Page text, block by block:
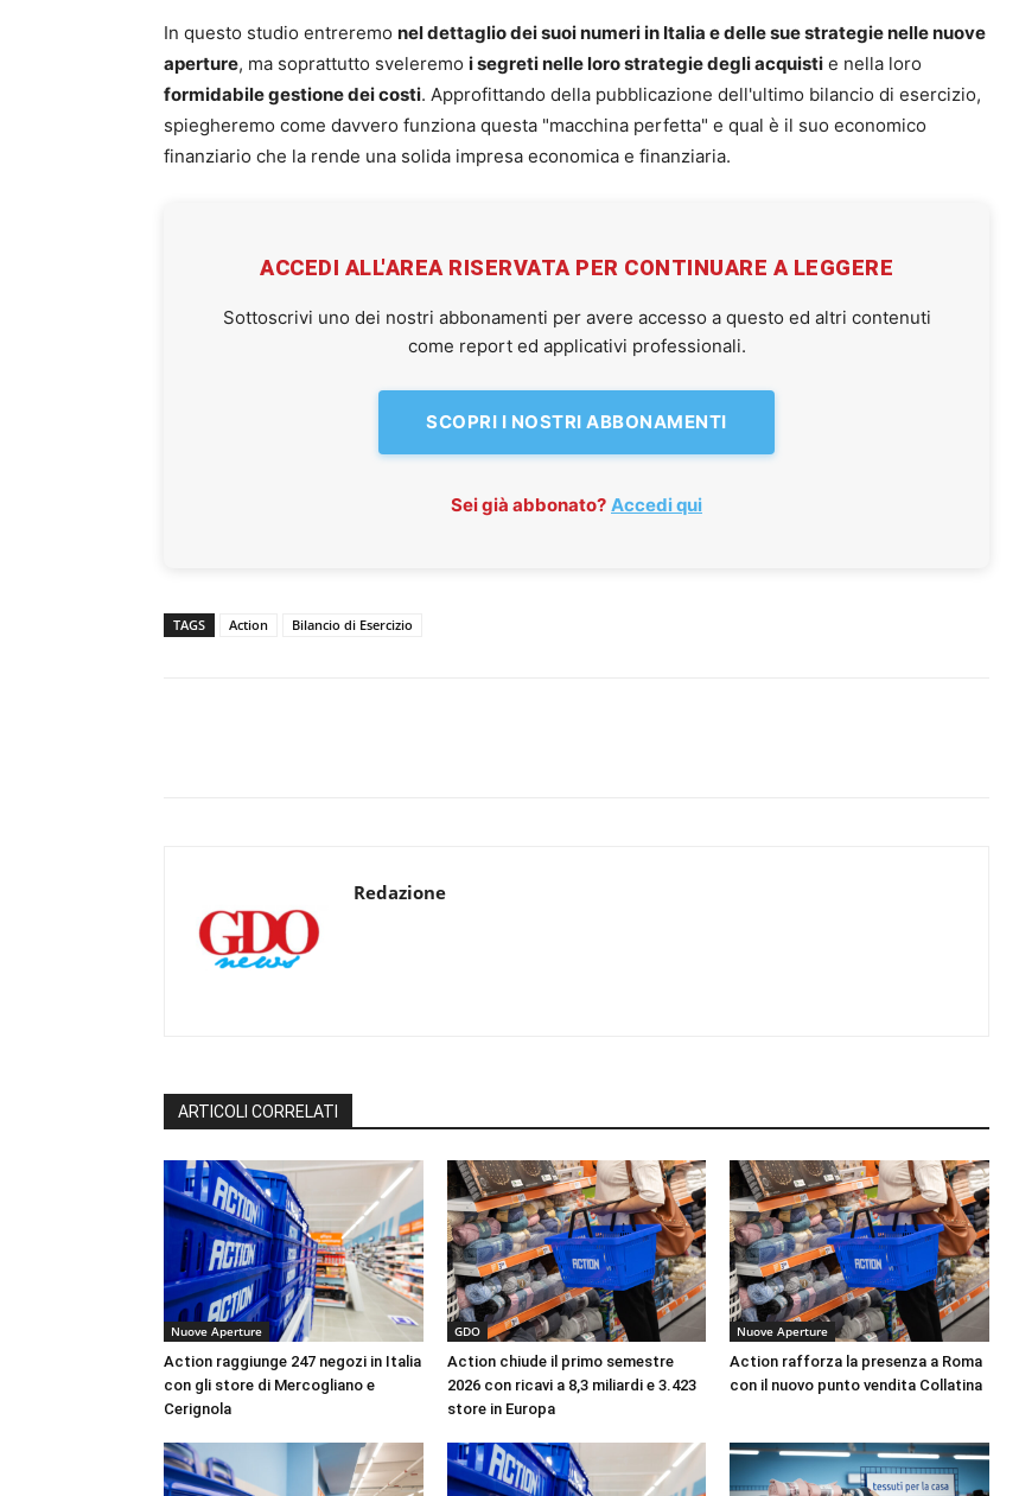
In questo studio entreremo nel dettaglio dei suoi numeri in Italia e delle sue strategie nelle nuove
aperture, ma soprattutto sveleremo i segreti nelle loro strategie degli acquisti e nella loro
formidabile gestione dei costi. Approfittando della pubblicazione dell'ultimo bilancio di esercizio,
spiegheremo come davvero funziona questa "macchina perfetta" e qual è il suo economico
finanziario che la rende una solida impresa economica e finanziaria.
ACCEDI ALL'AREA RISERVATA PER CONTINUARE A LEGGERE
Sottoscrivi uno dei nostri abbonamenti per avere accesso a questo ed altri contenuti
come report ed applicativi professionali.
SCOPRI I NOSTRI ABBONAMENTI
Sei già abbonato? Accedi qui
TAGS Action Bilancio di Esercizio
Redazione
ARTICOLI CORRELATI
Nuove Aperture
Action raggiunge 247 negozi in Italia
con gli store di Mercogliano e
Cerignola
GDO
Action chiude il primo semestre
2026 con ricavi a 8,3 miliardi e 3.423
store in Europa
Nuove Aperture
Action rafforza la presenza a Roma
con il nuovo punto vendita Collatina